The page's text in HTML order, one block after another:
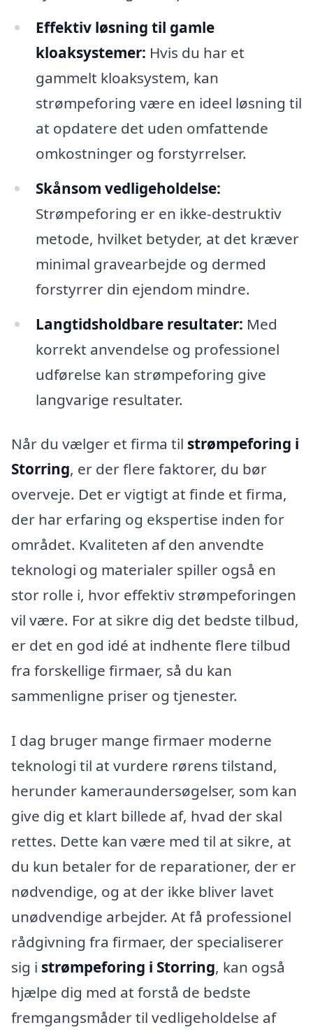
Effektiv løsning til gamle
kloaksystemer: Hvis du har et
gammelt kloaksystem, kan
strømpeforing være en ideel løsning til
at opdatere det uden omfattende
omkostninger og forstyrrelser.
Skånsom vedligeholdelse:
Strømpeforing er en ikke-destruktiv
metode, hvilket betyder, at det kræver
minimal gravearbejde og dermed
forstyrrer din ejendom mindre.
Langtidsholdbare resultater: Med
korrekt anvendelse og professionel
udførelse kan strømpeforing give
langvarige resultater.
Når du vælger et firma til strømpeforing i
Storring, er der flere faktorer, du bør
overveje. Det er vigtigt at finde et firma,
der har erfaring og ekspertise inden for
området. Kvaliteten af den anvendte
teknologi og materialer spiller også en
stor rolle i, hvor effektiv strømpeforingen
vil være. For at sikre dig det bedste tilbud,
er det en god idé at indhente flere tilbud
fra forskellige firmaer, så du kan
sammenligne priser og tjenester.
I dag bruger mange firmaer moderne
teknologi til at vurdere rørens tilstand,
herunder kameraundersøgelser, som kan
give dig et klart billede af, hvad der skal
rettes. Dette kan være med til at sikre, at
du kun betaler for de reparationer, der er
nødvendige, og at der ikke bliver lavet
unødvendige arbejder. At få professionel
rådgivning fra firmaer, der specialiserer
sig i strømpeforing i Storring, kan også
hjælpe dig med at forstå de bedste
fremgangsmåder til vedligeholdelse af